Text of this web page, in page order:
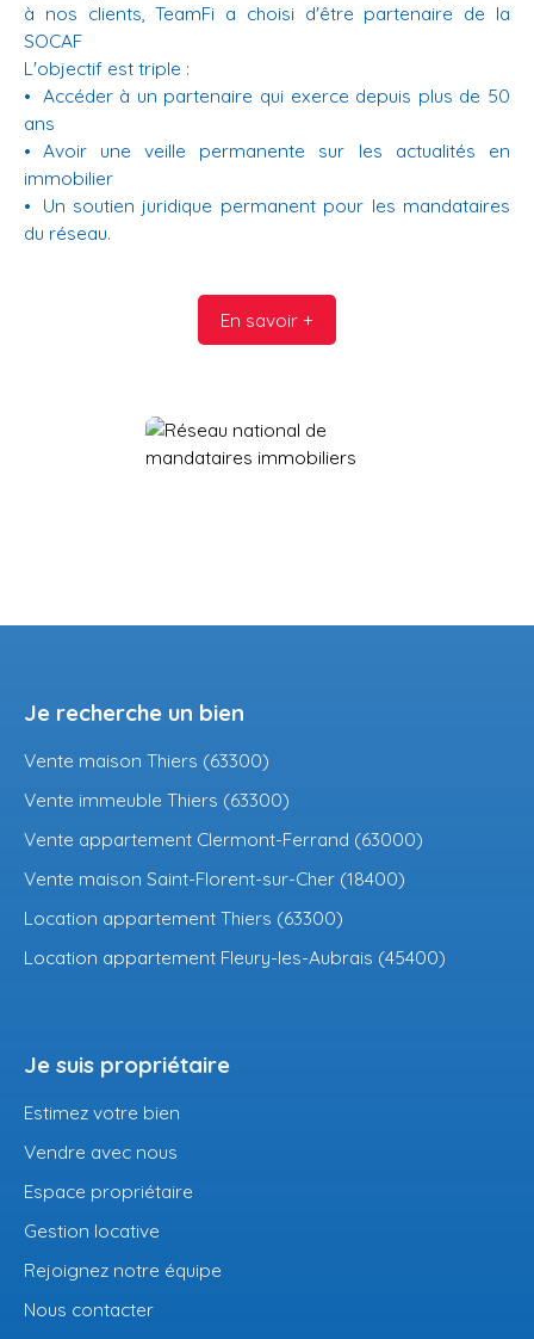
à nos clients, TeamFi a choisi d'être partenaire de la
SOCAF
L'objectif est triple :
Accéder à un partenaire qui exerce depuis plus de 50
ans
Avoir une veille permanente sur les actualités en
immobilier
Un soutien juridique permanent pour les mandataires
du réseau.
En savoir +
Je recherche un bien
Vente maison Thiers (63300)
Vente immeuble Thiers (63300)
Vente appartement Clermont-Ferrand (63000)
Vente maison Saint-Florent-sur-Cher (18400)
Location appartement Thiers (63300)
Location appartement Fleury-les-Aubrais (45400)
Je suis propriétaire
Estimez votre bien
Vendre avec nous
Espace propriétaire
Gestion locative
Rejoignez notre équipe
Nous contacter